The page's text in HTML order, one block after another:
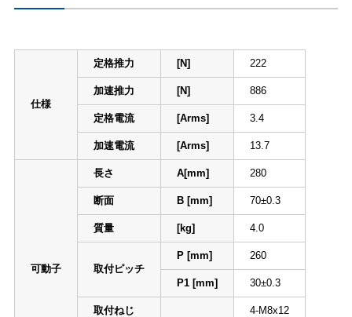
仕様
定格推力 [N] 222
加速推力 [N] 886
定格電流 [Arms] 3.4
加速電流 [Arms] 13.7
可動子
長さ A[mm] 280
断面 B [mm] 70±0.3
質量 [kg] 4.0
取付ピッチ
P [mm] 260
P1 [mm] 30±0.3
取付ねじ 4-M8x12